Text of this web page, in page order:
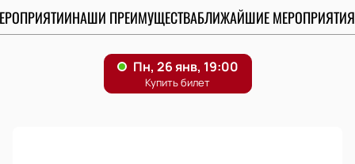
НАШИ ПРЕИМУЩЕСТВАБЛИЖАЙШИЕ МЕРОПРИЯТИЯ